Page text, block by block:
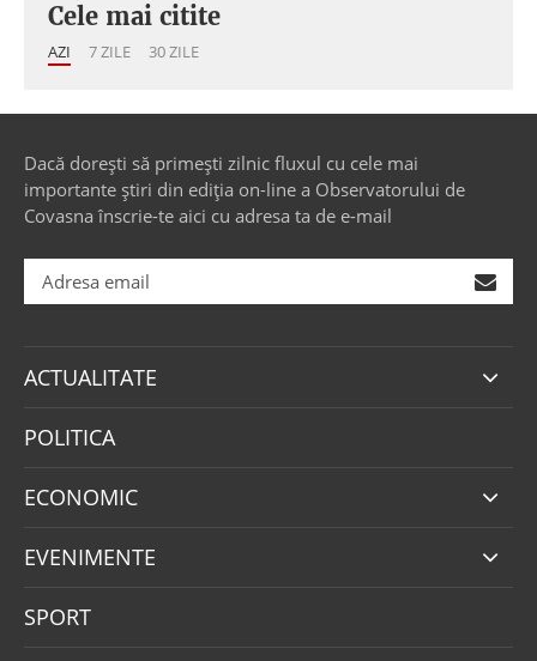
Cele mai citite
AZI 7 ZILE 30 ZILE
Dacă dorești să primești zilnic fluxul cu cele mai
importante știri din ediția on-line a Observatorului de
Covasna înscrie-te aici cu adresa ta de e-mail
ACTUALITATE
POLITICA
ECONOMIC
EVENIMENTE
SPORT